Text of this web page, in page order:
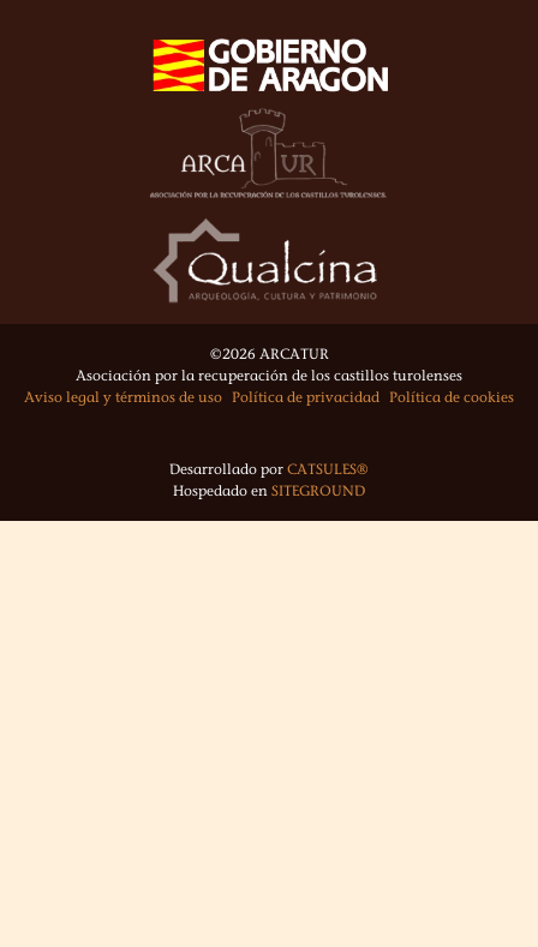
©2026 ARCATUR
Asociación por la recuperación de los castillos turolenses
Aviso legal y términos de uso Política de privacidad Política de cookies
Desarrollado por CATSULES®
Hospedado en SITEGROUND